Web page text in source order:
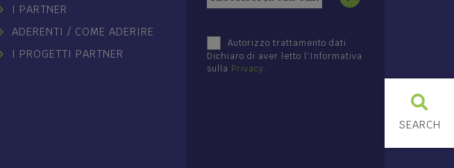
I PARTNER
ADERENTI / COME ADERIRE
I PROGETTI PARTNER
Autorizzo trattamento dati.
Dichiaro di aver letto l'Informativa
sulla Privacy.
SEARCH